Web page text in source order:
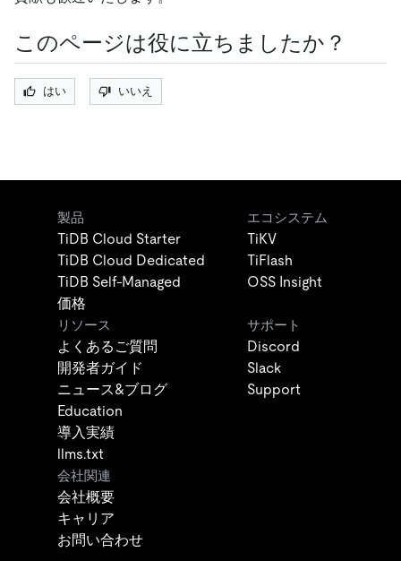
このページは役に立ちましたか？
はい いいえ
製品
TiDB Cloud Starter
TiDB Cloud Dedicated
TiDB Self-Managed
価格
エコシステム
TiKV
TiFlash
OSS Insight
リソース
よくあるご質問
開発者ガイド
ニュース&ブログ
Education
導入実績
llms.txt
サポート
Discord
Slack
Support
会社関連
会社概要
キャリア
お問い合わせ